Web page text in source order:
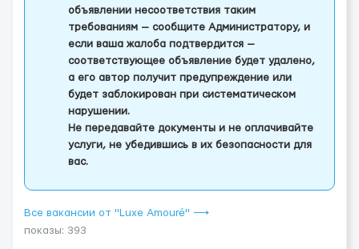
объявлении несоответствия таким
требованиям — сообщите Администратору, и
если ваша жалоба подтвердится —
соответствующее объявление будет удалено,
а его автор получит предупреждение или
будет заблокирован при систематическом
нарушении.
Не передавайте документы и не оплачивайте
услуги, не убедившись в их безопасности для
вас.
Все вакансии от "Luxe Amouré" ⟶
показы: 393